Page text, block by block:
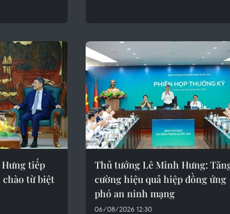
tiếp
chào từ biệt
Thủ tướng Lê Minh Hưng:
cường hiệu quả hiệp đồng ứng
phó an ninh mạng
06/08/2026 12:30